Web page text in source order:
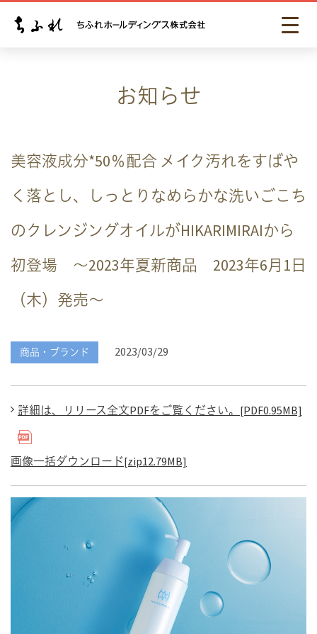
お知らせ
美容液成分*50％配合 メイク汚れをすばや
く落とし、しっとりなめらかな洗いごこち
のクレンジングオイルがHIKARIMIRAIから
初登場 ～2023年夏新商品 2023年6月1日
（木）発売～
商品・ブランド 2023/03/29
詳細は、リリース全文PDFをご覧ください。[PDF0.95MB]
画像一括ダウンロード[zip12.79MB]